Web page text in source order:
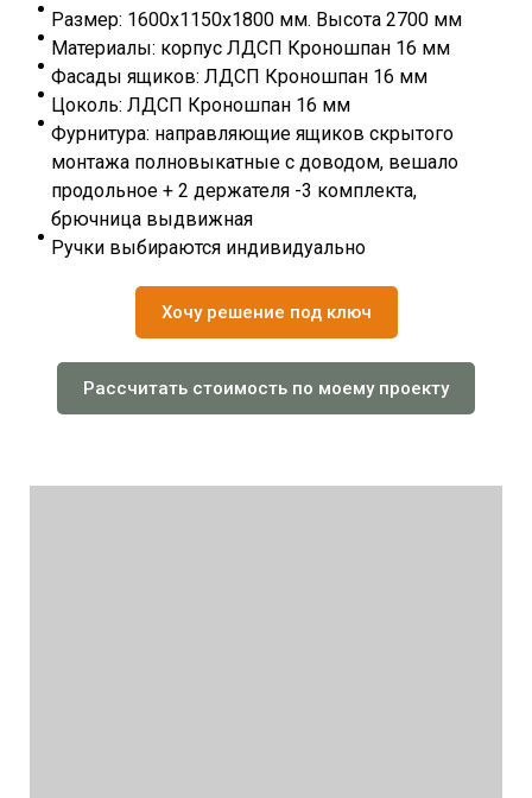
Размер: 1600х1150х1800 мм. Высота 2700 мм
Материалы: корпус ЛДСП Кроношпан 16 мм
Фасады ящиков: ЛДСП Кроношпан 16 мм
Цоколь: ЛДСП Кроношпан 16 мм
Фурнитура: направляющие ящиков скрытого
монтажа полновыкатные с доводом, вешало
продольное + 2 держателя -3 комплекта,
брючница выдвижная
Ручки выбираются индивидуально
Хочу решение под ключ
Рассчитать стоимость по моему проекту